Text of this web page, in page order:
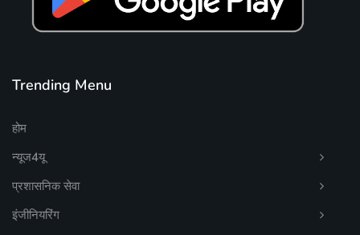
Trending Menu
होम
न्यूज4यू
प्रशासनिक सेवा
इंजीनियरिंग